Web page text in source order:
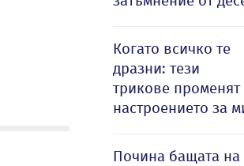
Когато всичко те
дразни: тези
трикове променят
настроението за
Почина бащата на